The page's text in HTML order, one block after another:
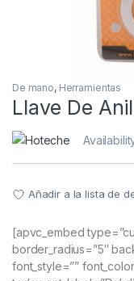
De mano, Herramientas
Llave De
Añadir a la lista de
[apvc_embed
border_radius=”5″
font_style=””